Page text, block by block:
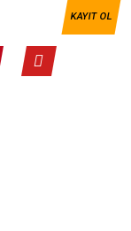
KAYIT OL